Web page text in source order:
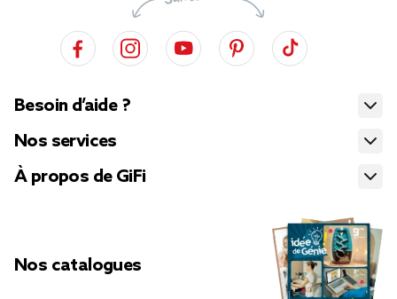
Besoin d’aide ?
Nos services
À propos de GiFi
Nos catalogues